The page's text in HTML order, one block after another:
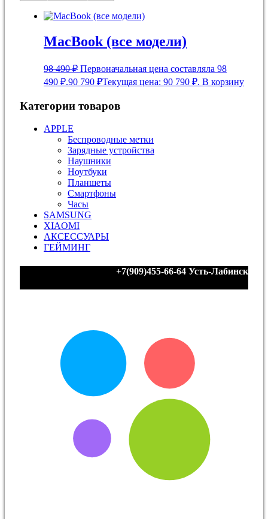
MacBook (все модели)
98 490₽ Первоначальная цена составляла 98
490 ₽.90 790 ₽Текущая цена: 90 790 ₽. В корзину
Категории товаров
APPLE
Беспроводные метки
Зарядные устройства
Наушники
Ноутбуки
Планшеты
Смартфоны
Часы
SAMSUNG
XIAOMI
АКСЕССУАРЫ
ГЕЙМИНГ
+7(909)455-66-64 Усть-Лабинск